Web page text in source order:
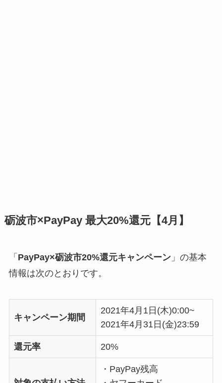
砺波市×PayPay 最大20%還元【4月】
「 PayPay×砺波市20%還元キャンペーン」の基本
情報は次のとおりです。
キャンペーン期間
2021年4月1日(木)0:00~
2021年4月31日(金)23:59
還元率 20%
・PayPay残高